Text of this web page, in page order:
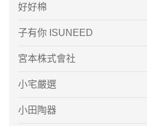
好好棉
子有你 ISUNEED
宮本株式會社
小宅嚴選
小田陶器